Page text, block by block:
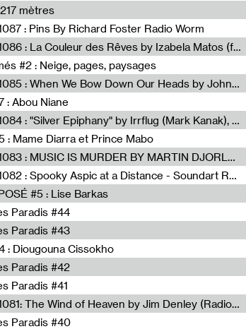
mètres
: Pins By Richard Foster Radio Worm
Radia Show #1086 : La Couleur des Rêves by Izabela Matos (for Jet FM)
#2 : Neige, pages, paysages
Radia Show #1085 : When We Bow Down Our Heads by John Roach (Radia edit, Rádio Zero)
: Abou Niane
Radia Show #1084 : "Silver Epiphany" by Irrflug (Mark Kanak), featuring Jarboe and Blixa Bargeld (for Radio Helsinki)
: Mame Diarra et Prince Mabo
Radia Show #1083 : MUSIC IS MURDER BY MARTIN DJORLEV (KANAL103)
Radia Show #1082 : Spooky Aspic at a Distance - Soundart Radio
#5 : Lise Barkas
Paradis #44
Paradis #43
: Diougouna Cissokho
Paradis #42
Paradis #41
Radia Show #1081: The Wind of Heaven by Jim Denley (Radio One 91 FM)
Paradis #40